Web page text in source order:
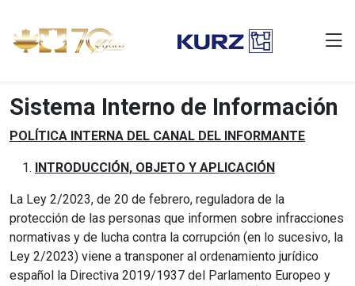
Sistema Interno de Información
POLÍTICA INTERNA DEL CANAL DEL INFORMANTE
INTRODUCCIÓN, OBJETO Y APLICACIÓN
La Ley 2/2023, de 20 de febrero, reguladora de la
protección de las personas que informen sobre infracciones
normativas y de lucha contra la corrupción (en lo sucesivo, la
Ley 2/2023) viene a transponer al ordenamiento jurídico
español la Directiva 2019/1937 del Parlamento Europeo y